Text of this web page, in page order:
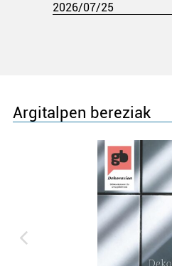
2026/07/25
Argitalpen bereziak